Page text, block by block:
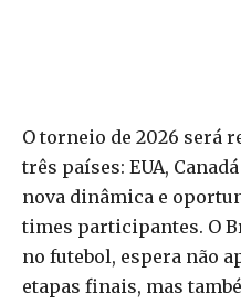
O torneio de 2026 será
três países: EUA,
nova dinâmica e
times participantes. O
no futebol, espera não
etapas finais, mas